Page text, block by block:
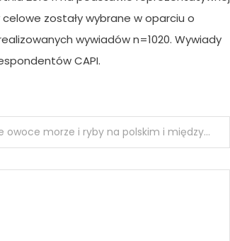
celowe zostały wybrane w oparciu o
wywiadów n=1020. Wywiady
CAPI.
Chilijskie owoce morze i ryby na polskim i międzynarodowym rynku